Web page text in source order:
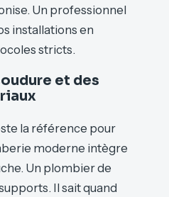
Un professionnel
installations en
stricts.
et des
la référence pour
moderne intègre
Un plombier de
Il sait quand